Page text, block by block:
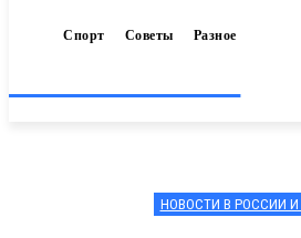
Спорт Советы Разное
НОВОСТИ В РОССИИ